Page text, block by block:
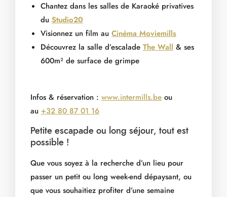
Chantez dans les salles de Karaoké privatives
du Studio20
Visionnez un film au Cinéma Moviemills
Découvrez la salle d’escalade The Wall & ses
600m² de surface de grimpe
Infos & réservation : www.intermills.be ou
au +32 80 87 01 16
Petite escapade ou long séjour, tout est
possible !
Que vous soyez à la recherche d’un lieu pour
passer un petit ou long week-end dépaysant, ou
que vous souhaitiez profiter d’une semaine